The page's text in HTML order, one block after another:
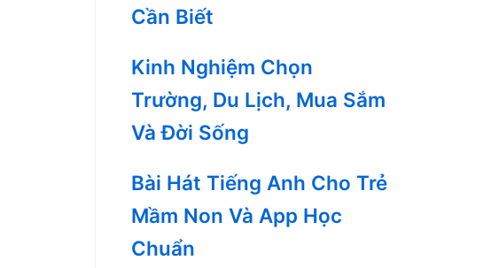
Cần Biết
Kinh Nghiệm Chọn
Trường, Du Lịch, Mua Sắm
Và Đời Sống
Bài Hát Tiếng Anh Cho Trẻ
Mầm Non Và App Học
Chuẩn